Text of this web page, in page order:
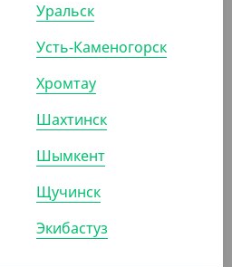
ЕЩЁ
Уральск
Усть-Каменогорск
Хромтау
Шахтинск
Шымкент
Щучинск
Экибастуз